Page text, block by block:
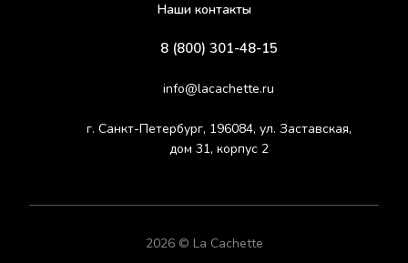
Наши контакты
8 (800) 301-48-15
info@lacachette.ru
г. Санкт-Петербург, 196084, ул. Заставская,
дом 31, корпус 2
2026 © La Cachette